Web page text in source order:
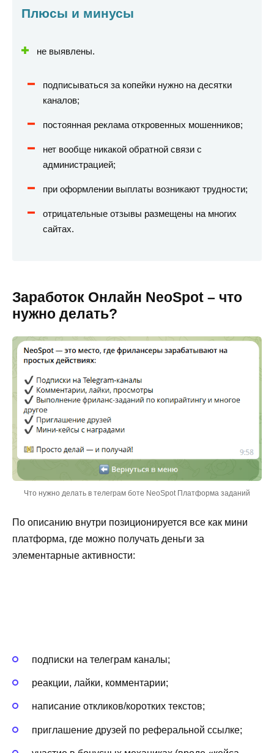
Плюсы и минусы
не выявлены.
подписываться за копейки нужно на десятки
каналов;
постоянная реклама откровенных мошенников;
нет вообще никакой обратной связи с
администрацией;
при оформлении выплаты возникают трудности;
отрицательные отзывы размещены на многих
сайтах.
Заработок Онлайн NeoSpot – что
нужно делать?
Что нужно делать в телеграм боте NeoSpot Платформа заданий
По описанию внутри позиционируется все как мини
платформа, где можно получать деньги за
элементарные активности:
подписки на телеграм каналы;
реакции, лайки, комментарии;
написание откликов/коротких текстов;
приглашение друзей по реферальной ссылке;